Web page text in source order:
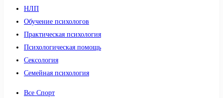
НЛП
Обучение психологов
Практическая психология
Психологическая помощь
Сексология
Семейная психология
Все Спорт